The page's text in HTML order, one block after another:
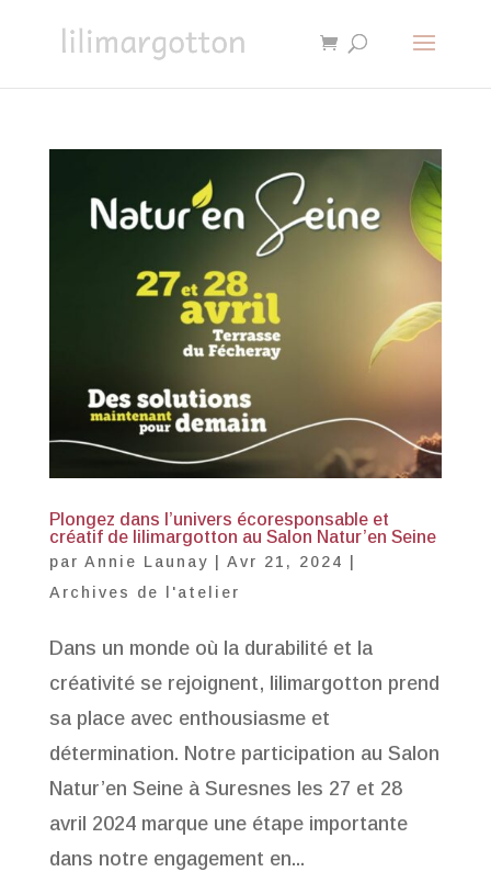
Plongez dans l’univers écoresponsable et
créatif de lilimargotton au Salon Natur’en Seine
par Annie Launay Avr 21, 2024
Archives de l'atelier
Dans un monde où la durabilité et la
créativité se rejoignent, lilimargotton prend
sa place avec enthousiasme et
détermination. Notre participation au Salon
Natur’en Seine à Suresnes les 27 et 28
avril 2024 marque une étape importante
dans notre engagement en...